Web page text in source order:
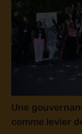
Une
comme levier